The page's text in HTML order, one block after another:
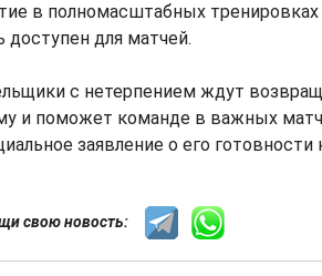
в полномасштабных
доступен для матчей.
с нетерпением ждут
и поможет команде в важных
заявление о его готовности
свою новость: